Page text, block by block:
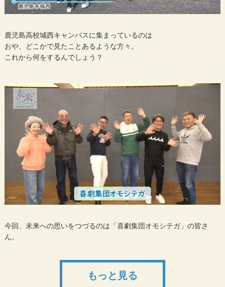
鹿児島高校城西キャンパスに集まっているのは
おや、どこかで見たことあるような方々。
これから何をするんでしょう？
今回、未来への思いをつづるのは「喜劇集団オモシテガ」の皆さ
ん。
もっと見る